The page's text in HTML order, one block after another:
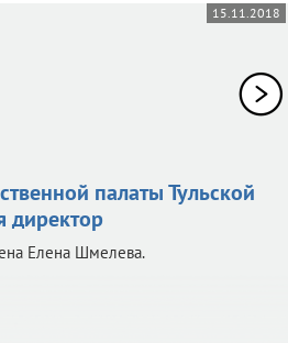
15.11.2018
палаты Тульской
директор
Елена Шмелева.